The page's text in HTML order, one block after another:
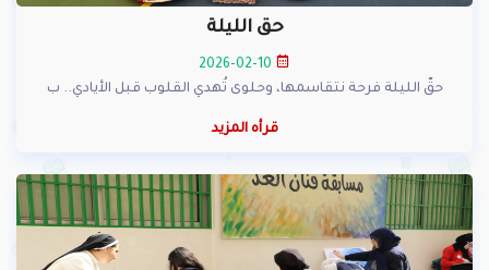
حق الليلة
حقّ الليلة فرحة نتقاسمها، وحلوى تُهدي القلوب قبل الأيادي.. ب
قرأه المزيد